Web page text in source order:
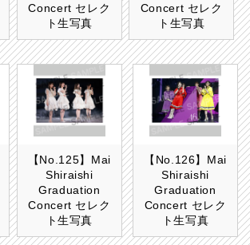
Concert セレク
ト生写真
Concert セレク
ト生写真
【No.125】Mai
Shiraishi
Graduation
Concert セレク
ト生写真
【No.126】Mai
Shiraishi
Graduation
Concert セレク
ト生写真